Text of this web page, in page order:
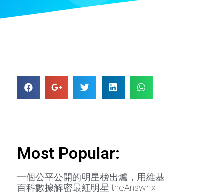
Most Popular:
一個公平公開的明星榜出爐，用維基
百科數據解密最紅明星 theAnswr x